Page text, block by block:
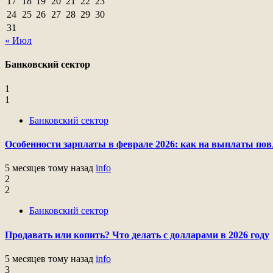
24 25 26 27 28 29 30
31
« Июл
Банковский сектор
1
1
Банковский сектор
Особенности зарплаты в феврале 2026: как на выплаты
5 месяцев тому назад info
2
2
Банковский сектор
Продавать или копить? Что делать с долларами в 2026 году
5 месяцев тому назад info
3